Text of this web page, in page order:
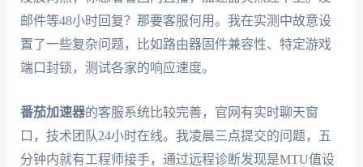
邮件等48小时回复？那要客服何用。我在实测中故意设
置了一些复杂问题，比如路由器固件兼容性、特定游戏
端口封锁，测试各家的响应速度。
番茄加速器的客服系统比较完善，官网有实时聊天窗
口，技术团队24小时在线。我凌晨三点提交的问题，五
分钟内就有工程师接手，通过远程诊断发现是MTU值设